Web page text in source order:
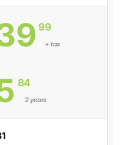
99
+ tax
84
2 years